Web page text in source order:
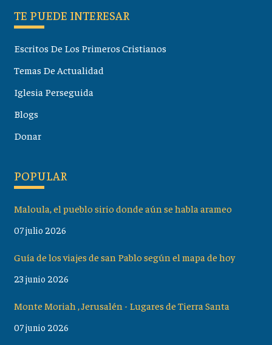
TE PUEDE INTERESAR
Escritos De Los Primeros Cristianos
Temas De Actualidad
Iglesia Perseguida
Blogs
Donar
POPULAR
Maloula, el pueblo sirio donde aún se habla arameo
07 julio 2026
Guía de los viajes de san Pablo según el mapa de hoy
23 junio 2026
Monte Moriah , Jerusalén - Lugares de Tierra Santa
07 junio 2026